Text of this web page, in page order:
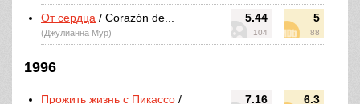
5.44
104
5
88
От сердца / Corazón de...
(Джулианна Мур)
1996
7.16 6.3
Прожить жизнь с Пикассо /